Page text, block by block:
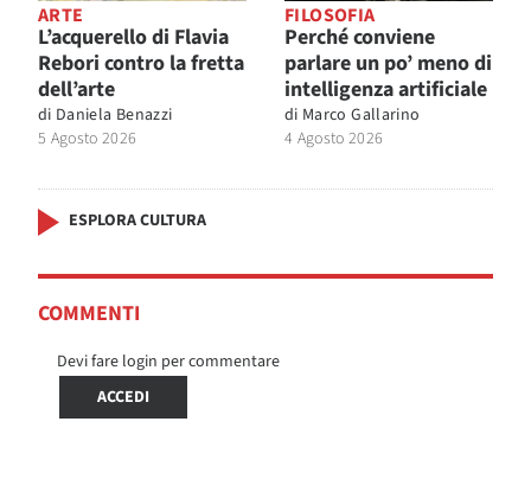
ARTE
L’acquerello di Flavia
Rebori contro la fretta
dell’arte
di Daniela Benazzi
5 Agosto 2026
FILOSOFIA
Perché conviene
parlare un po’ meno di
intelligenza artificiale
di Marco Gallarino
4 Agosto 2026
ESPLORA CULTURA
COMMENTI
Devi fare login per commentare
ACCEDI